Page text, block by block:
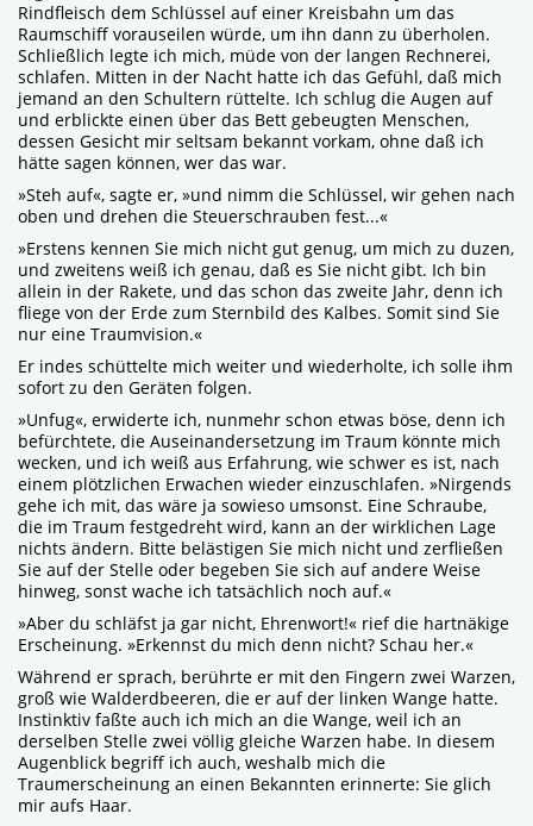
Rindfleisch dem Schlüssel auf einer Kreisbahn um das
Raumschiff vorauseilen würde, um ihn dann zu überholen.
Schließlich legte ich mich, müde von der langen Rechnerei,
schlafen. Mitten in der Nacht hatte ich das Gefühl, daß mich
jemand an den Schultern rüttelte. Ich schlug die Augen auf
und erblickte einen über das Bett gebeugten Menschen,
dessen Gesicht mir seltsam bekannt vorkam, ohne daß ich
hätte sagen können, wer das war.
»Steh auf«, sagte er, »und nimm die Schlüssel, wir gehen nach
oben und drehen die Steuerschrauben fest...«
»Erstens kennen Sie mich nicht gut genug, um mich zu duzen,
und zweitens weiß ich genau, daß es Sie nicht gibt. Ich bin
allein in der Rakete, und das schon das zweite Jahr, denn ich
fliege von der Erde zum Sternbild des Kalbes. Somit sind Sie
nur eine Traumvision.«
Er indes schüttelte mich weiter und wiederholte, ich solle ihm
sofort zu den Geräten folgen.
»Unfug«, erwiderte ich, nunmehr schon etwas böse, denn ich
befürchtete, die Auseinandersetzung im Traum könnte mich
wecken, und ich weiß aus Erfahrung, wie schwer es ist, nach
einem plötzlichen Erwachen wieder einzuschlafen. »Nirgends
gehe ich mit, das wäre ja sowieso umsonst. Eine Schraube,
die im Traum festgedreht wird, kann an der wirklichen Lage
nichts ändern. Bitte belästigen Sie mich nicht und zerfließen
Sie auf der Stelle oder begeben Sie sich auf andere Weise
hinweg, sonst wache ich tatsächlich noch auf.«
»Aber du schläfst ja gar nicht, Ehrenwort!« rief die hartnäkige
Erscheinung. »Erkennst du mich denn nicht? Schau her.«
Während er sprach, berührte er mit den Fingern zwei Warzen,
groß wie Walderdbeeren, die er auf der linken Wange hatte.
Instinktiv faßte auch ich mich an die Wange, weil ich an
derselben Stelle zwei völlig gleiche Warzen habe. In diesem
Augenblick begriff ich auch, weshalb mich die
Traumerscheinung an einen Bekannten erinnerte: Sie glich
mir aufs Haar.